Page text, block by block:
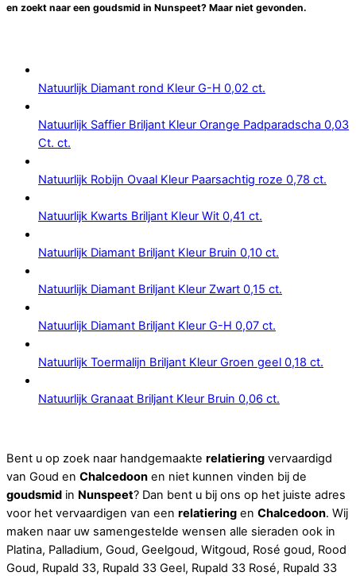
en zoekt naar een goudsmid in Nunspeet? Maar niet gevonden.
Natuurlijk Diamant rond Kleur G-H 0,02 ct.
Natuurlijk Saffier Briljant Kleur Orange Padparadscha 0,03
Ct. ct.
Natuurlijk Robijn Ovaal Kleur Paarsachtig roze 0,78 ct.
Natuurlijk Kwarts Briljant Kleur Wit 0,41 ct.
Natuurlijk Diamant Briljant Kleur Bruin 0,10 ct.
Natuurlijk Diamant Briljant Kleur Zwart 0,15 ct.
Natuurlijk Diamant Briljant Kleur G-H 0,07 ct.
Natuurlijk Toermalijn Briljant Kleur Groen geel 0,18 ct.
Natuurlijk Granaat Briljant Kleur Bruin 0,06 ct.
Bent u op zoek naar handgemaakte relatiering vervaardigd
van Goud en Chalcedoon en niet kunnen vinden bij de
goudsmid in Nunspeet? Dan bent u bij ons op het juiste adres
voor het vervaardigen van een relatiering en Chalcedoon. Wij
maken naar uw samengestelde wensen alle sieraden ook in
Platina, Palladium, Goud, Geelgoud, Witgoud, Rosé goud, Rood
Goud, Rupald 33, Rupald 33 Geel, Rupald 33 Rosé, Rupald 33